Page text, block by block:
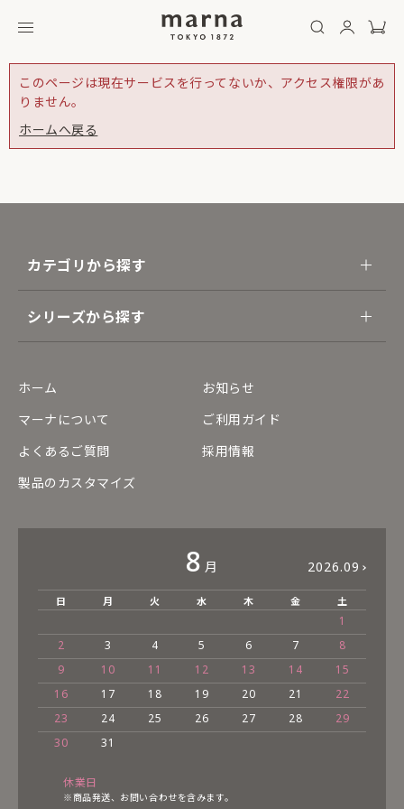
このページは現在サービスを行ってないか、アクセス権限があ
りません。
ホームへ戻る
カテゴリから探す
シリーズから探す
ホーム
お知らせ
マーナについて
ご利用ガイド
よくあるご質問
採用情報
製品のカスタマイズ
8 月 2026.09
日 月 火 水 木 金 土
1
2
3 4 5 6 7
8
9
10 11 12 13 14
15
16
17 18 19 20 21
22
23
24 25 26 27 28
29
30
31
休業日
※商品発送、お問い合わせを含みます。